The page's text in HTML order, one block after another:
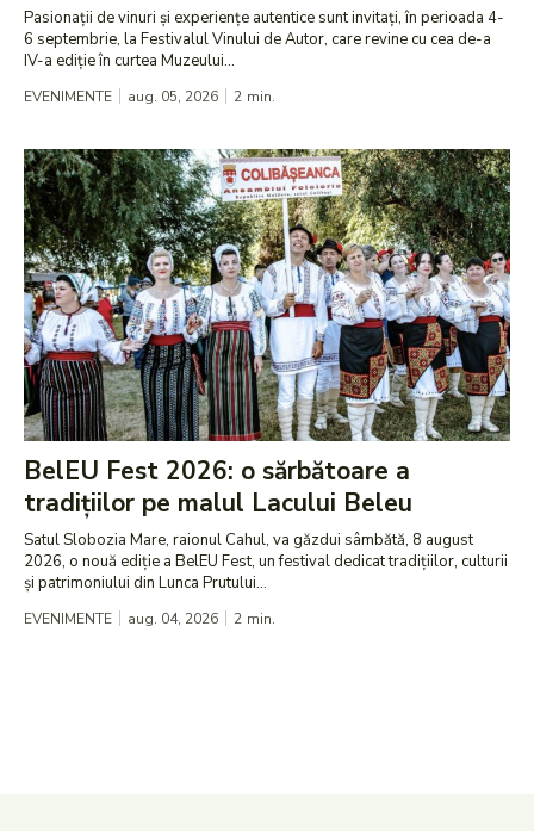
Pasionații de vinuri și experiențe autentice sunt invitați, în perioada 4-
6 septembrie, la Festivalul Vinului de Autor, care revine cu cea de-a
IV-a ediție în curtea Muzeului...
EVENIMENTE aug. 05, 2026 2 min.
BelEU Fest 2026: o sărbătoare a
tradițiilor pe malul Lacului Beleu
Satul Slobozia Mare, raionul Cahul, va găzdui sâmbătă, 8 august
2026, o nouă ediție a BelEU Fest, un festival dedicat tradițiilor, culturii
și patrimoniului din Lunca Prutului...
EVENIMENTE aug. 04, 2026 2 min.